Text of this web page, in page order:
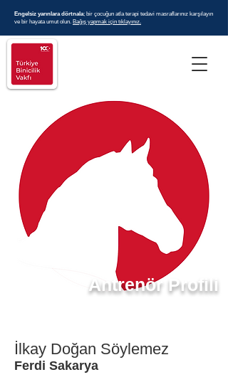
Engelsiz yarınlara dörtnala; bir çocuğun atla terapi tedavi masraflarınız karşılayın
ve bir hayata umut olun. Bağış yapmak için tıklayınız.
Antrenör Profili
İlkay Doğan Söylemez
Ferdi Sakarya